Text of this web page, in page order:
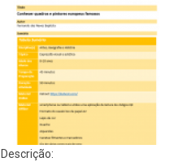
Descrição: